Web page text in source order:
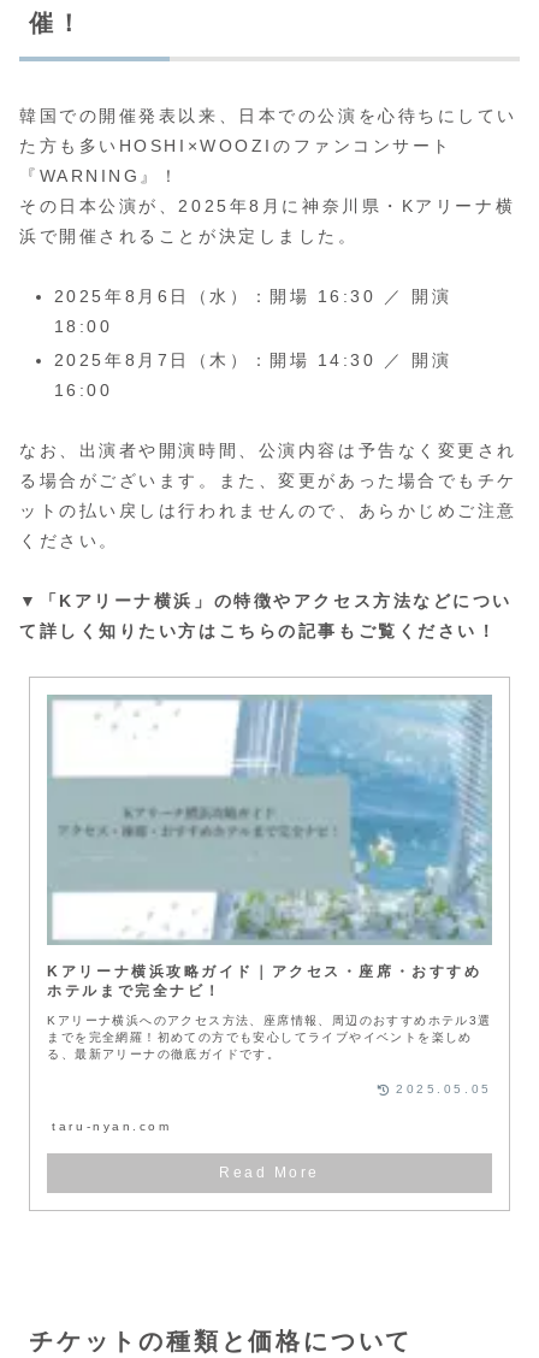
催！
韓国での開催発表以来、日本での公演を心待ちにしてい
た方も多いHOSHI×WOOZIのファンコンサート
『WARNING』！
その日本公演が、2025年8月に神奈川県・Kアリーナ横
浜で開催されることが決定しました。
2025年8月6日（水）：開場 16:30 ／ 開演
18:00
2025年8月7日（木）：開場 14:30 ／ 開演
16:00
なお、出演者や開演時間、公演内容は予告なく変更され
る場合がございます。また、変更があった場合でもチケ
ットの払い戻しは行われませんので、あらかじめご注意
ください。
▼「Kアリーナ横浜」の特徴やアクセス方法などについ
て詳しく知りたい方はこちらの記事もご覧ください！
Kアリーナ横浜攻略ガイド｜アクセス・座席・おすすめ
ホテルまで完全ナビ！
Kアリーナ横浜へのアクセス方法、座席情報、周辺のおすすめホテル3選
までを完全網羅！初めての方でも安心してライブやイベントを楽しめ
る、最新アリーナの徹底ガイドです。
taru-nyan.com
2025.05.05
チケットの種類と価格について